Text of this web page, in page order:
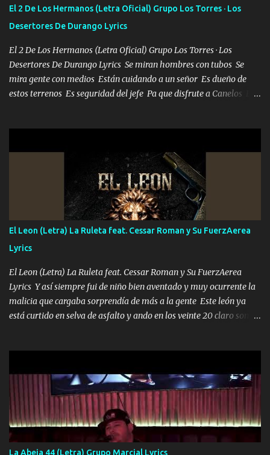
la invite a cenar Otras más me están pidiendo que las saque a
bailar Pero es que tengo un par de conciertos más que llenar Se
mueven solo por el interés P...
El 2 De Los Hermanos (Letra Oficial) Grupo Los Torres · Los
Desertores De Durango Lyrics
El 2 De Los Hermanos (Letra Oficial) Grupo Los Torres · Los
Desertores De Durango Lyrics Se miran hombres con tubos Se
mira gente con medios Están cuidando a un señor Es dueño de
estos terrenos Es seguridad del jefe Pa que disfrute a Canelos Es
ni tampoco las mujeres porque es platica de grandes por eso hay
que estar alegres doy las instrucciones para atender los deberes
Música Si es que salta algún problema de confianza tengo gente
ahí está el Hombre Cuarenta y también Pariente 7 arreglan
cualquier problema no más es cuestión que ordené NOS HACE
FALTA UN HERMANO DE CLAVE ERA EL 24 SIEMPRE FUE UN
HOMBRE VALIENTE POR ALGO M'URIÓ PELEAND0 SIEMPRE
VIO POR LA FAMILIA PARA QUE SIGA EL LEGADO Es el DOS de
los HERMANOS un cerebro inteligente y com...
El Leon (Letra) La Ruleta feat. Cessar Roman y Su FuerzAerea
Lyrics
El Leon (Letra) La Ruleta feat. Cessar Roman y Su FuerzAerea
Lyrics Y así siempre fui de niño bien aventado y muy ocurrente la
malicia que cargaba sorprendía de más a la gente Este león ya
está curtido en selva de asfalto y ando en los veinte 20 claro son
pa más pues hay charola les voy a dar hasta topar pues no hay de
otra Música Surcando bien mi camino voy por mi línea no veo a
los lados aquel que no corre vuela no se me duerm voy chicoteado
Ya pasé varias hazañas ya tienen rato que me agarran el colmillo
de este León los estatales no sé esperaron Al tiro esta la PrimiZa
también la nueve que cargo al lado doy la mano al que su amigo y
La Abeja 44 (Letra) Grupo Marcial Lyrics